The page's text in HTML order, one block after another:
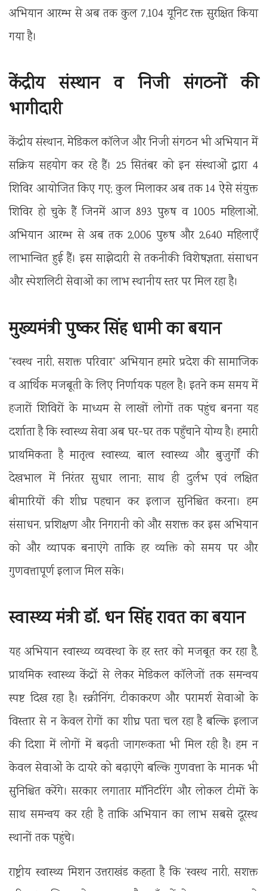
अभियान आरम्भ से अब तक कुल 7,104 यूनिट रक्त सुरक्षित किया
गया है।
केंद्रीय संस्थान व निजी संगठनों की
भागीदारी
केंद्रीय संस्थान, मेडिकल कॉलेज और निजी संगठन भी अभियान में
सक्रिय सहयोग कर रहे हैं। 25 सितंबर को इन संस्थाओं द्वारा 4
शिविर आयोजित किए गए; कुल मिलाकर अब तक 14 ऐसे संयुक्त
शिविर हो चुके हैं जिनमें आज 893 पुरुष व 1005 महिलाओं,
अभियान आरम्भ से अब तक 2,006 पुरुष और 2,640 महिलाएँ
लाभान्वित हुई हैं। इस साझेदारी से तकनीकी विशेषज्ञता, संसाधन
और स्पेशलिटी सेवाओं का लाभ स्थानीय स्तर पर मिल रहा है।
मुख्यमंत्री पुष्कर सिंह धामी का बयान
“स्वस्थ नारी, सशक्त परिवार” अभियान हमारे प्रदेश की सामाजिक
व आर्थिक मजबूती के लिए निर्णायक पहल है। इतने कम समय में
हजारों शिविरों के माध्यम से लाखों लोगों तक पहुंच बनना यह
दर्शाता है कि स्वास्थ्य सेवा अब घर-घर तक पहुँचाने योग्य है। हमारी
प्राथमिकता है मातृत्व स्वास्थ्य, बाल स्वास्थ्य और बुजुर्गों की
देखभाल में निरंतर सुधार लाना; साथ ही दुर्लभ एवं लक्षित
बीमारियों की शीघ्र पहचान कर इलाज सुनिश्चित करना। हम
संसाधन, प्रशिक्षण और निगरानी को और सशक्त कर इस अभियान
को और व्यापक बनाएंगे ताकि हर व्यक्ति को समय पर और
गुणवत्तापूर्ण इलाज मिल सके।
स्वास्थ्य मंत्री डॉ. धन सिंह रावत का बयान
यह अभियान स्वास्थ्य व्यवस्था के हर स्तर को मजबूत कर रहा है,
प्राथमिक स्वास्थ्य केंद्रों से लेकर मेडिकल कॉलेजों तक समन्वय
स्पष्ट दिख रहा है। स्क्रीनिंग, टीकाकरण और परामर्श सेवाओं के
विस्तार से न केवल रोगों का शीघ्र पता चल रहा है बल्कि इलाज
की दिशा में लोगों में बढ़ती जागरूकता भी मिल रही है। हम न
केवल सेवाओं के दायरे को बढ़ाएंगे बल्कि गुणवत्ता के मानक भी
सुनिश्चित करेंगे। सरकार लगातार मॉनिटरिंग और लोकल टीमों के
साथ समन्वय कर रही है ताकि अभियान का लाभ सबसे दूरस्थ
स्थानों तक पहुंचे।
राष्ट्रीय स्वास्थ्य मिशन उत्तराखंड कहता है कि ‘स्वस्थ नारी, सशक्त